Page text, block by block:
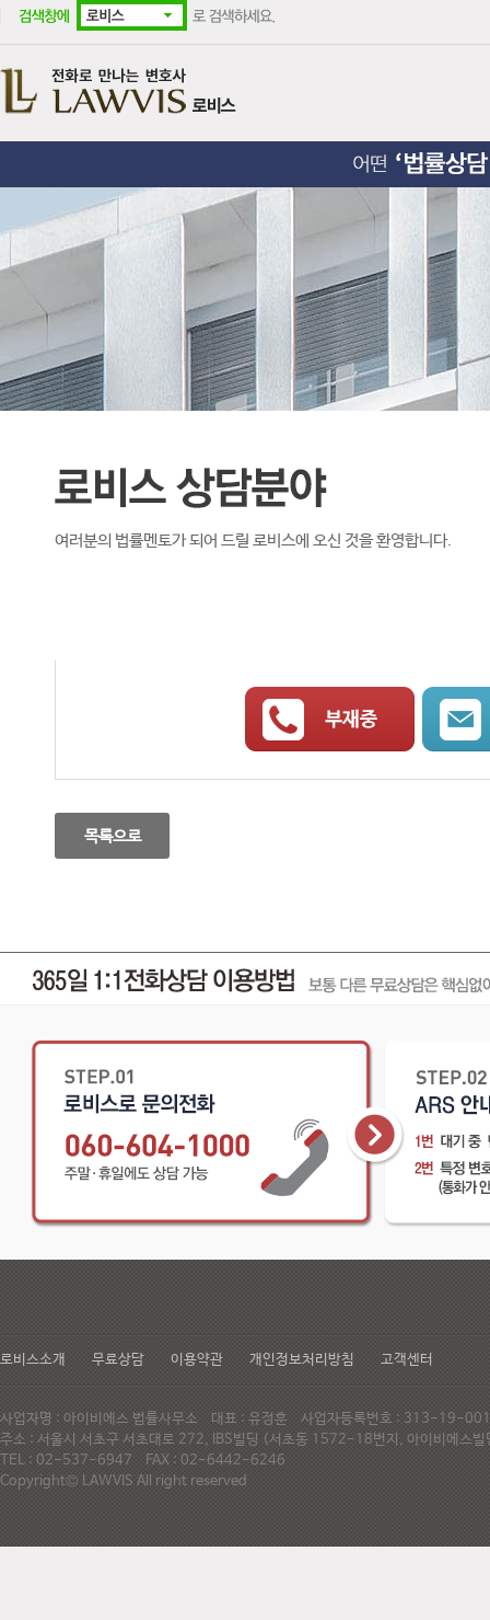
여러분의 법률멘토가 되어 드릴 로비스에 오신 것을 환영합니다.
로비스소개 무료상담 이용약관 개인정보처리방침 고객센터
사업자명 : 아이비에스 법률사무소 대표 : 유정훈 사업자등록번호 : 313-19-
주소 : 서울시 서초구 서초대로 272, IBS빌딩 (서초동 1572-18번지, 아이비에스
TEL : 02-537-6947 FAX : 02-6442-6246
Copyright© LAWVIS All right reserved